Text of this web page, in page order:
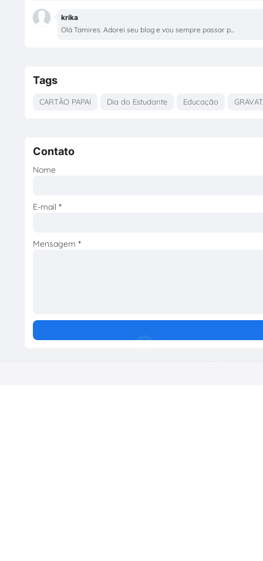
krika
Olá Tamires. Adorei seu blog e vou sempre passar p...
Tags
CARTÃO PAPAI Dia do Estudante Educação
Contato
Nome
E-mail *
Mensagem *